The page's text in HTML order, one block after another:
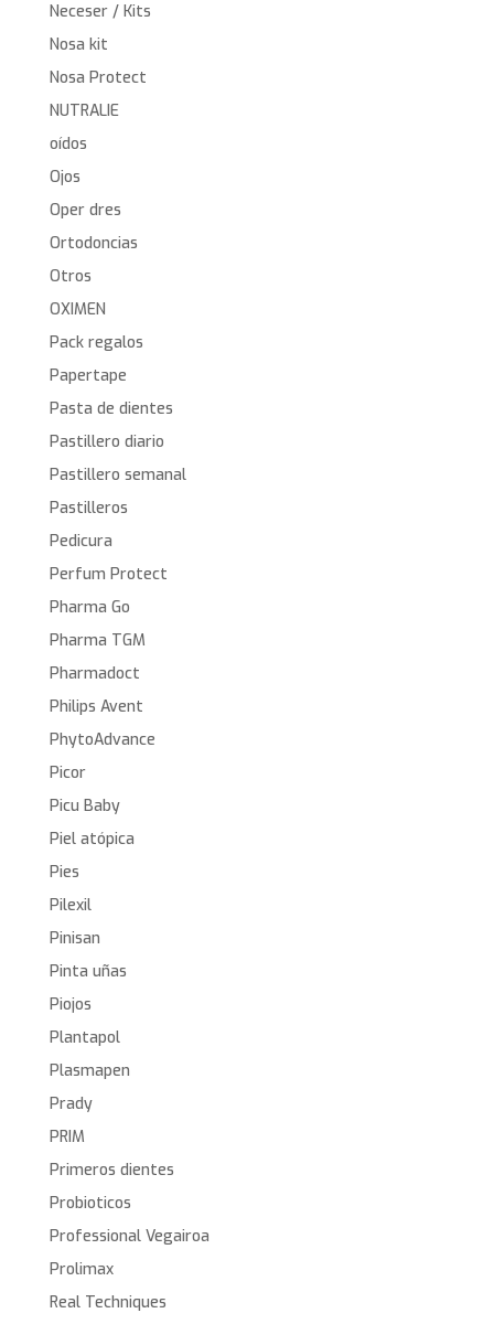
Neceser / Kits
Nosa kit
Nosa Protect
NUTRALIE
oídos
Ojos
Oper dres
Ortodoncias
Otros
OXIMEN
Pack regalos
Papertape
Pasta de dientes
Pastillero diario
Pastillero semanal
Pastilleros
Pedicura
Perfum Protect
Pharma Go
Pharma TGM
Pharmadoct
Philips Avent
PhytoAdvance
Picor
Picu Baby
Piel atópica
Pies
Pilexil
Pinisan
Pinta uñas
Piojos
Plantapol
Plasmapen
Prady
PRIM
Primeros dientes
Probioticos
Professional Vegairoa
Prolimax
Real Techniques